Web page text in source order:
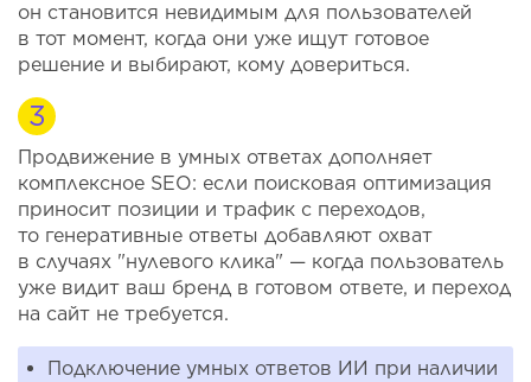
он становится невидимым для пользователей
в тот момент, когда они уже ищут готовое
решение и выбирают, кому довериться.
Продвижение в умных ответах дополняет
комплексное SEO: если поисковая оптимизация
приносит позиции и трафик с переходов,
то генеративные ответы добавляют охват
в случаях "нулевого клика" — когда пользователь
уже видит ваш бренд в готовом ответе, и переход
на сайт не требуется.
Подключение умных ответов ИИ при наличии